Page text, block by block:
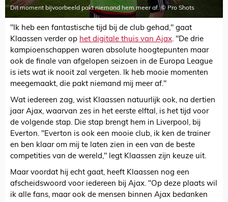
Dit moment bijvoorbeeld pakt niemand hem meer af. © Pro Shots
"Ik heb een fantastische tijd bij de club gehad," gaat
Klaassen verder op het digitale thuis van Ajax. "De drie
kampioenschappen waren absolute hoogtepunten maar
ook de finale van afgelopen seizoen in de Europa League
is iets wat ik nooit zal vergeten. Ik heb mooie momenten
meegemaakt, die pakt niemand mij meer af."
Wat iedereen zag, wist Klaassen natuurlijk ook, na dertien
jaar Ajax, waarvan zes in het eerste elftal, is het tijd voor
de volgende stap. Die stap brengt hem in Liverpool, bij
Everton. "Everton is ook een mooie club, ik ken de trainer
en ben klaar om mij te laten zien in een van de beste
competities van de wereld," legt Klaassen zijn keuze uit.
Maar voordat hij echt gaat, heeft Klaassen nog een
afscheidswoord voor iedereen bij Ajax. "Op deze plaats wil
ik alle fans, maar ook de mensen binnen Ajax bedanken